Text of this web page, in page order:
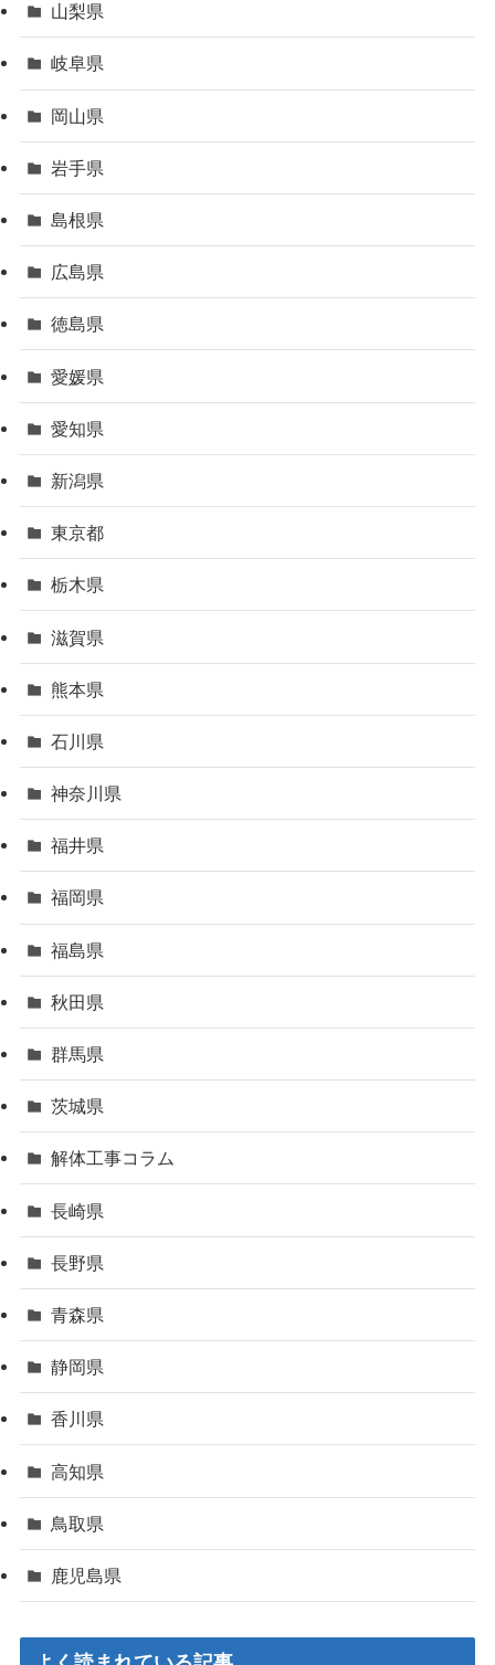
山梨県
岐阜県
岡山県
岩手県
島根県
広島県
徳島県
愛媛県
愛知県
新潟県
東京都
栃木県
滋賀県
熊本県
石川県
神奈川県
福井県
福岡県
福島県
秋田県
群馬県
茨城県
解体工事コラム
長崎県
長野県
青森県
静岡県
香川県
高知県
鳥取県
鹿児島県